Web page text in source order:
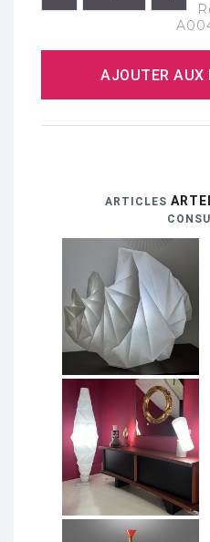
AJOUTER AUX
ARTICLES